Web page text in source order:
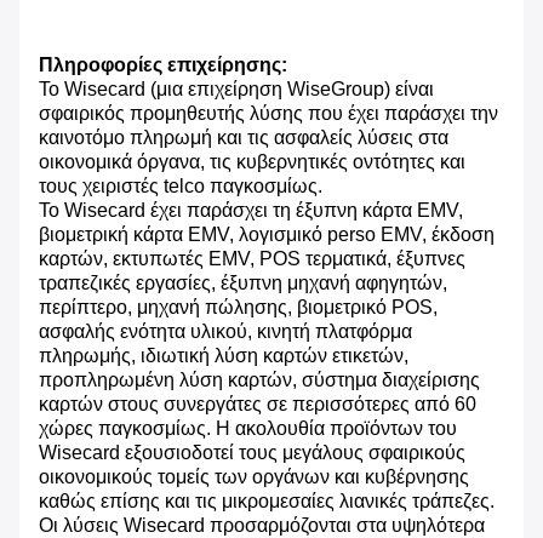
Πληροφορίες επιχείρησης:
Το Wisecard (μια επιχείρηση WiseGroup) είναι
σφαιρικός προμηθευτής λύσης που έχει παράσχει την
καινοτόμο πληρωμή και τις ασφαλείς λύσεις στα
οικονομικά όργανα, τις κυβερνητικές οντότητες και
τους χειριστές telco παγκοσμίως.
Το Wisecard έχει παράσχει τη έξυπνη κάρτα EMV,
βιομετρική κάρτα EMV, λογισμικό perso EMV, έκδοση
καρτών, εκτυπωτές EMV, POS τερματικά, έξυπνες
τραπεζικές εργασίες, έξυπνη μηχανή αφηγητών,
περίπτερο, μηχανή πώλησης, βιομετρικό POS,
ασφαλής ενότητα υλικού, κινητή πλατφόρμα
πληρωμής, ιδιωτική λύση καρτών ετικετών,
προπληρωμένη λύση καρτών, σύστημα διαχείρισης
καρτών στους συνεργάτες σε περισσότερες από 60
χώρες παγκοσμίως. Η ακολουθία προϊόντων του
Wisecard εξουσιοδοτεί τους μεγάλους σφαιρικούς
οικονομικούς τομείς των οργάνων και κυβέρνησης
καθώς επίσης και τις μικρομεσαίες λιανικές τράπεζες.
Οι λύσεις Wisecard προσαρμόζονται στα υψηλότερα